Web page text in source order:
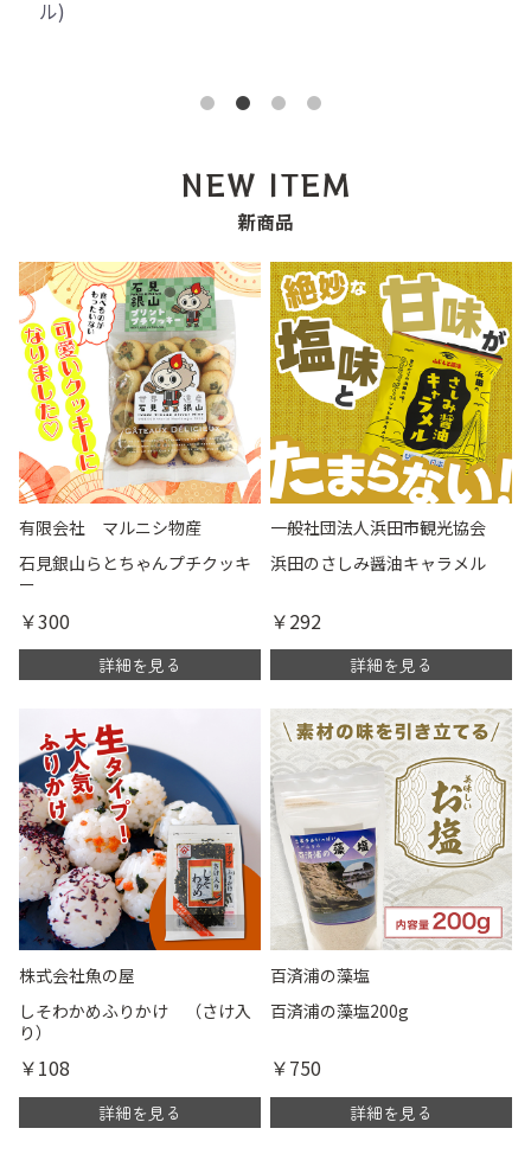
NEW ITEM
新商品
有限会社 マルニシ物産
石見銀山らとちゃんプチクッキ
ー
￥300
詳細を見る
一般社団法人浜田市観光協会
浜田のさしみ醤油キャラメル
￥292
詳細を見る
株式会社魚の屋
しそわかめふりかけ （さけ入
り）
￥108
詳細を見る
百済浦の藻塩
百済浦の藻塩200g
￥750
詳細を見る